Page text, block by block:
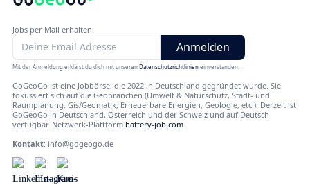
Jobs per Mail erhalten.
Mit der Anmeldung erklärst du dich mit unserenDatenschutzrichtlinieneinverstanden.
GoGeoGo ist eine Jobbörse, die 2022 in Deutschland gegründet wurde. Sie
fokussiert sich auf die Geobranchen (Umwelt & Naturschutz, Stadt- und
Raumplanung, Gis/Geomatik, Erneuerbare Energien, Geologie, etc.). Derzeit ist
GoGeoGo in Deutschland, Österreich und der Schweiz und auf Deutsch
verfügbar. Netzwerk-Plattform battery-job.com
Kontakt: info@gogeogo.de